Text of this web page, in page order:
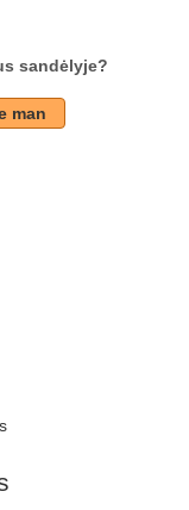
sandėlyje?
man